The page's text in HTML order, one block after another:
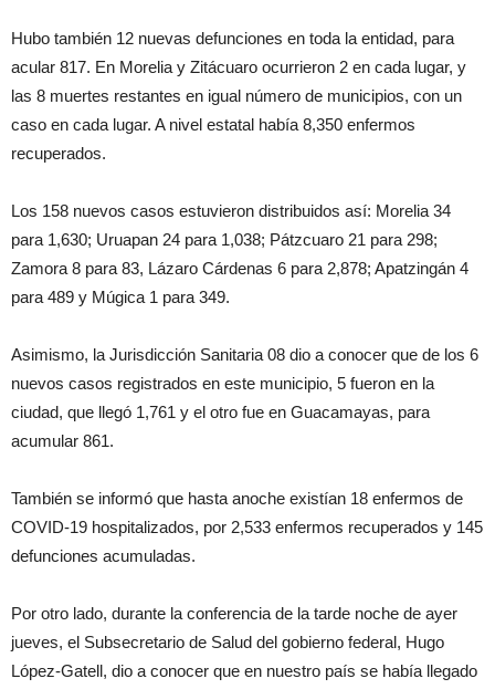
Hubo también 12 nuevas defunciones en toda la entidad, para
acular 817. En Morelia y Zitácuaro ocurrieron 2 en cada lugar, y
las 8 muertes restantes en igual número de municipios, con un
caso en cada lugar. A nivel estatal había 8,350 enfermos
recuperados.
Los 158 nuevos casos estuvieron distribuidos así: Morelia 34
para 1,630; Uruapan 24 para 1,038; Pátzcuaro 21 para 298;
Zamora 8 para 83, Lázaro Cárdenas 6 para 2,878; Apatzingán 4
para 489 y Múgica 1 para 349.
Asimismo, la Jurisdicción Sanitaria 08 dio a conocer que de los 6
nuevos casos registrados en este municipio, 5 fueron en la
ciudad, que llegó 1,761 y el otro fue en Guacamayas, para
acumular 861.
También se informó que hasta anoche existían 18 enfermos de
COVID-19 hospitalizados, por 2,533 enfermos recuperados y 145
defunciones acumuladas.
Por otro lado, durante la conferencia de la tarde noche de ayer
jueves, el Subsecretario de Salud del gobierno federal, Hugo
López-Gatell, dio a conocer que en nuestro país se había llegado